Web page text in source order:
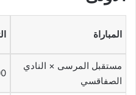
المباراة
مستقبل المرسى × النادي
الصفاقسي